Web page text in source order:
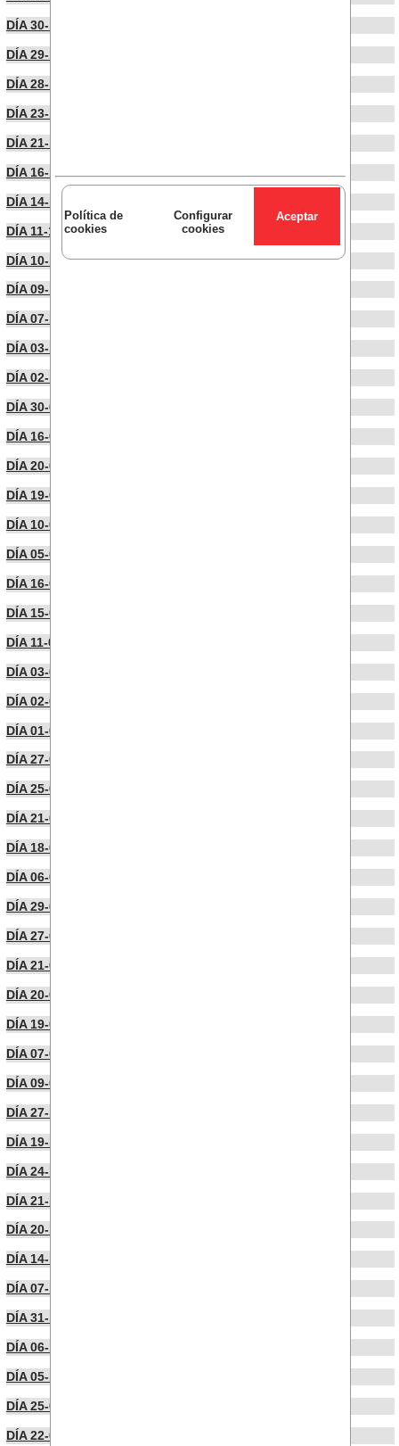
Política de
cookies
Configurar
cookies
DÍA 30-10-2024
DÍA 29-10-2024
DÍA 28-10-2024
DÍA 23-10-2024
DÍA 21-10-2024
DÍA 16-10-2024
DÍA 14-10-2024
DÍA 11-10-2024
DÍA 10-10-2024
DÍA 09-10-2024
DÍA 07-10-2024
DÍA 03-10-2024
DÍA 02-10-2024
DÍA 30-09-2024
DÍA 16-09-2024
DÍA 20-06-2024
DÍA 19-06-2024
DÍA 10-06-2024
DÍA 05-06-2024
DÍA 16-04-2024
DÍA 15-04-2024
DÍA 11-04-2024
DÍA 03-04-2024
DÍA 02-04-2024
DÍA 01-04-2024
DÍA 27-03-2024
DÍA 25-03-2024
DÍA 21-03-2024
DÍA 18-03-2024
DÍA 06-03-2024
DÍA 29-02-2024
DÍA 27-02-2024
DÍA 21-02-2024
DÍA 20-02-2024
DÍA 19-02-2024
DÍA 07-02-2024
DÍA 09-01-2024
DÍA 27-12-2023
DÍA 19-12-2023
DÍA 24-11-2023
DÍA 21-11-2023
DÍA 20-11-2023
DÍA 14-11-2023
DÍA 07-11-2023
DÍA 31-10-2023
DÍA 06-10-2023
DÍA 05-10-2023
DÍA 25-09-2023
DÍA 22-09-2023